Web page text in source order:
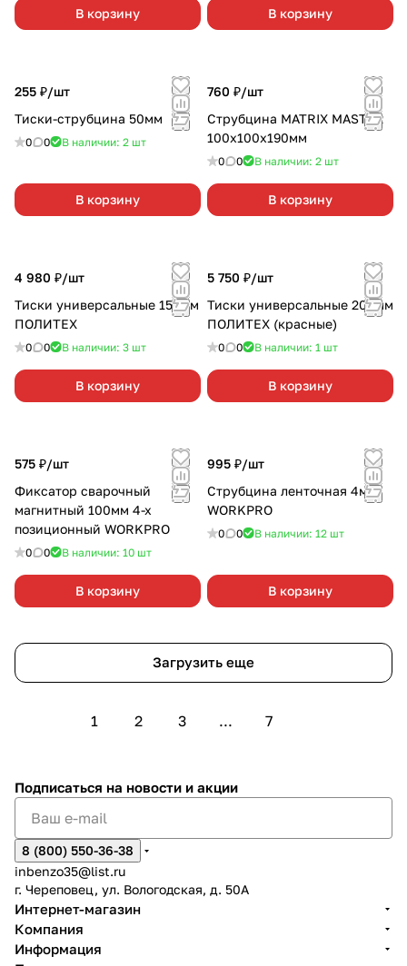
В корзину В корзину
255 ₽/шт
Тиски-струбцина 50мм
0 0 В наличии: 2 шт
В корзину
760 ₽/шт
Струбцина MATRIX MASTER
100х100х190мм
0 0 В наличии: 2 шт
В корзину
4 980 ₽/шт
Тиски универсальные 150мм
ПОЛИТЕХ
0 0 В наличии: 3 шт
В корзину
5 750 ₽/шт
Тиски универсальные 200мм
ПОЛИТЕХ (красные)
0 0 В наличии: 1 шт
В корзину
575 ₽/шт
Фиксатор сварочный
магнитный 100мм 4-х
позиционный WORKPRO
0 0 В наличии: 10 шт
В корзину
995 ₽/шт
Струбцина ленточная 4м
WORKPRO
0 0 В наличии: 12 шт
В корзину
Загрузить еще
1 2 3 ... 7
Подписаться на новости и акции
8 (800) 550-36-38
inbenzo35@list.ru
г. Череповец, ул. Вологодская, д. 50А
Интернет-магазин
Компания
Информация